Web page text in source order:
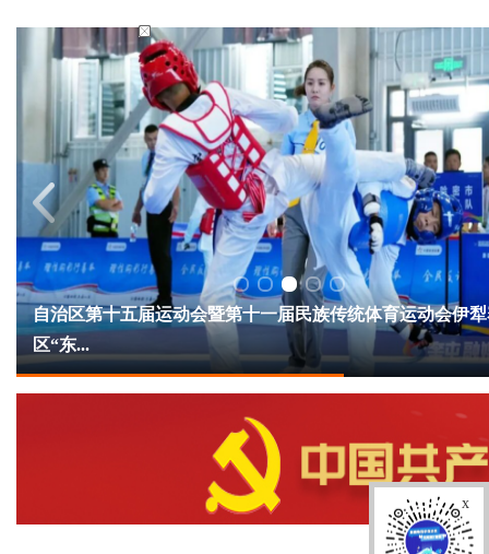
自治区第十五届运动会暨第十一届民族传统体育运动会伊犁赛
区“东...
x